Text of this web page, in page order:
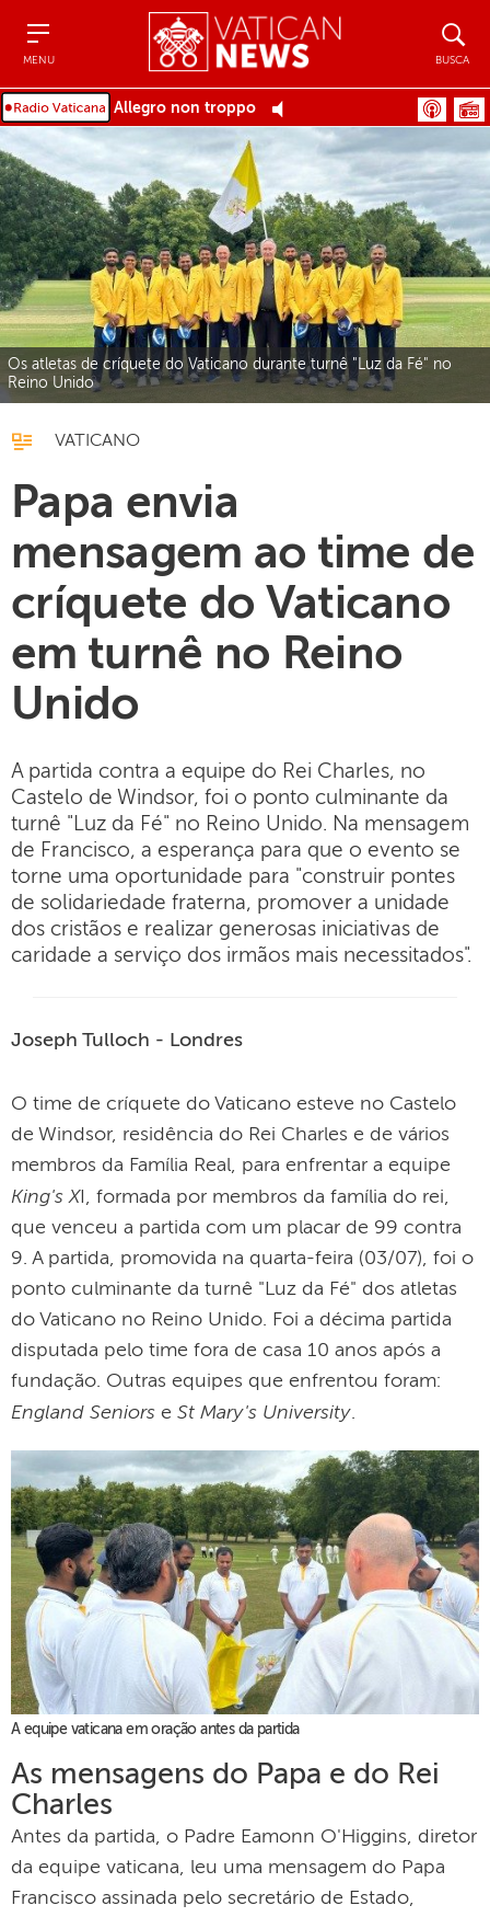
MENU BUSCA
Allegro non troppo
Os atletas de críquete do Vaticano durante turnê "Luz da Fé" no
Reino Unido
VATICANO
Papa envia
mensagem ao time de
críquete do Vaticano
em turnê no Reino
Unido
A partida contra a equipe do Rei Charles, no
Castelo de Windsor, foi o ponto culminante da
turnê "Luz da Fé" no Reino Unido. Na mensagem
de Francisco, a esperança para que o evento se
torne uma oportunidade para "construir pontes
de solidariedade fraterna, promover a unidade
dos cristãos e realizar generosas iniciativas de
caridade a serviço dos irmãos mais necessitados".
Joseph Tulloch - Londres
O time de críquete do Vaticano esteve no Castelo
de Windsor, residência do Rei Charles e de vários
membros da Família Real, para enfrentar a equipe
King's XI, formada por membros da família do rei,
que venceu a partida com um placar de 99 contra
9. A partida, promovida na quarta-feira (03/07), foi o
ponto culminante da turnê "Luz da Fé" dos atletas
do Vaticano no Reino Unido. Foi a décima partida
disputada pelo time fora de casa 10 anos após a
fundação. Outras equipes que enfrentou foram:
England Seniors e St Mary's University.
A equipe vaticana em oração antes da partida
As mensagens do Papa e do Rei
Charles
Antes da partida, o Padre Eamonn O'Higgins, diretor
da equipe vaticana, leu uma mensagem do Papa
Francisco assinada pelo secretário de Estado,